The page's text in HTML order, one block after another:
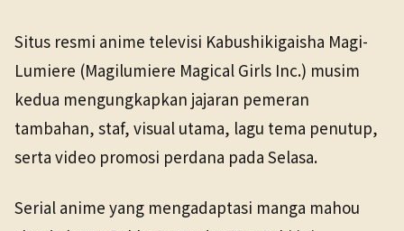
Situs resmi anime televisi Kabushikigaisha Magi-
Lumiere (Magilumiere Magical Girls Inc.) musim
kedua mengungkapkan jajaran pemeran
tambahan, staf, visual utama, lagu tema penutup,
serta video promosi perdana pada Selasa.
Serial anime yang mengadaptasi manga mahou